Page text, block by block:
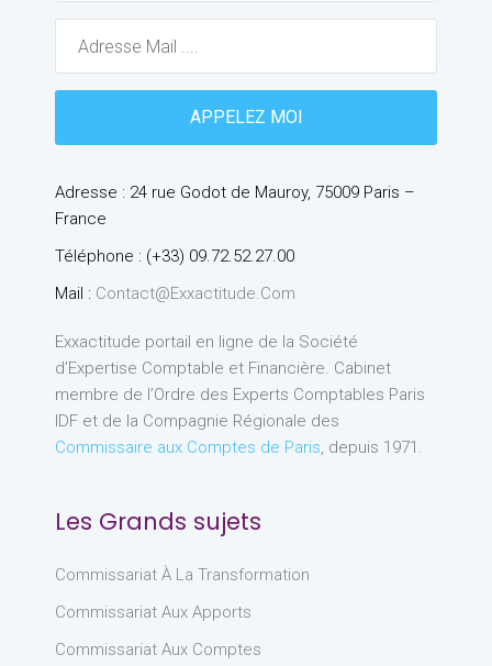
Adresse : 24 rue Godot de Mauroy, 75009 Paris –
France
Téléphone : (+33) 09.72.52.27.00
Mail : Contact@exxactitude.com
Exxactitude portail en ligne de la Société
d’Expertise Comptable et Financière. Cabinet
membre de l’Ordre des Experts Comptables Paris
IDF et de la Compagnie Régionale des
Commissaire aux Comptes de Paris, depuis 1971.
Les Grands sujets
Commissariat À La Transformation
Commissariat Aux Apports
Commissariat Aux Comptes